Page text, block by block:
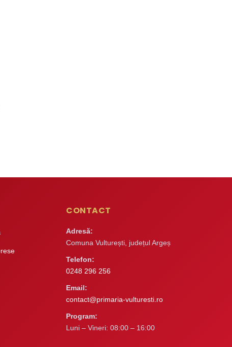
CONTACT
Adresă:
Comuna Vulturești, județul Argeș
Telefon:
0248 296 256
Email:
contact@primaria-vulturesti.ro
Program:
Luni – Vineri: 08:00 – 16:00